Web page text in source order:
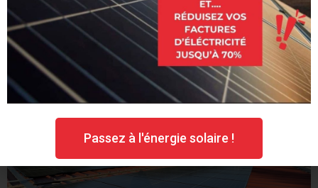
Passez à l'énergie solaire !